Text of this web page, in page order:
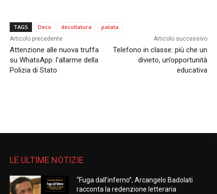
TAGS Deco decollatura patata
Articolo precedente
Attenzione alle nuova truffa
su WhatsApp: l’allarme della
Polizia di Stato
Articolo successivo
Telefono in classe: più che un
divieto, un’opportunità
educativa
LE ULTIME NOTIZIE
“Fuga dall’inferno”, Arcangelo Badolati
racconta la redenzione letteraria